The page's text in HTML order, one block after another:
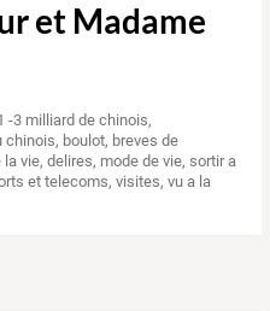
et Madame
-3 milliard de chinois,
chinois, boulot, breves de
la vie,delires, mode de vie,sortir a
et telecoms,visites,vu a la